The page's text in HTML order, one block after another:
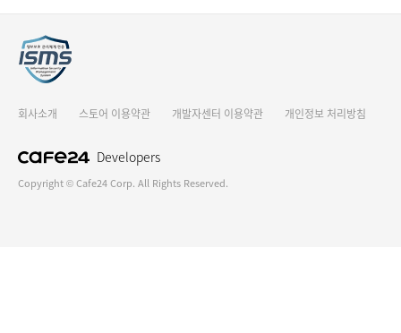
Developers
회사소개 스토어 이용약관 개발자센터 이용약관 개인정보 처리방침
Copyright © Cafe24 Corp. All Rights Reserved.